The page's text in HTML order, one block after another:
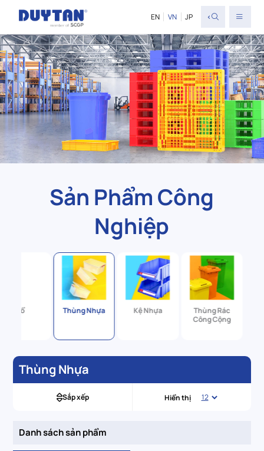
EN VN JP <
Sản Phẩm Công
Nghiệp
Rổ Thùng Nhựa Kệ Nhựa
Thùng Rác
Công Cộng
Thùng Nhựa
Sắp xếp Hiển thị
Danh sách sản phẩm